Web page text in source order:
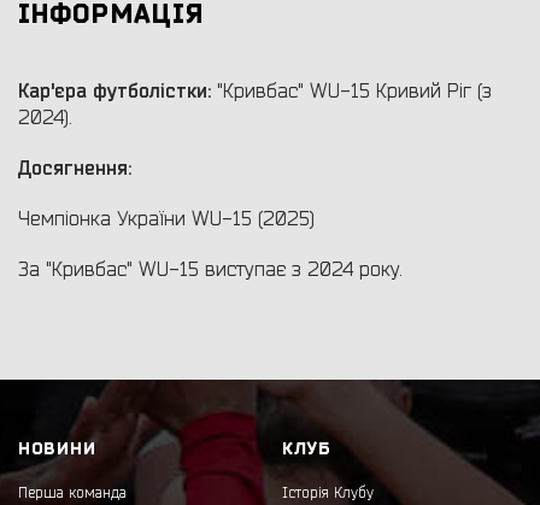
ІНФОРМАЦІЯ
Кар'єра футболістки: "Кривбас" WU-15 Кривий Ріг (з
2024).
Досягнення:
Чемпіонка України WU-15 (2025)
За "Кривбас" WU-15 виступає з 2024 року.
НОВИНИ
Перша команда
КЛУБ
Історія Клубу